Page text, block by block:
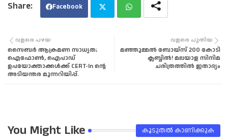
Facebook
tter tsa
വളരെ പുതിയ
മഞ്ഞുമ്മൽ ബോയ്സ് 200 കോടി
ക്ലബ്ബിൽ! മലയാള സിനിമ
ചരിത്രത്തിൽ ഇതാദ്യം
വളരെ പഴയ
സൈബർ ആക്രമണ സാധ്യത;
ഐഫോൺ, ഐപാഡ്
ഉപയോക്താക്കൾക്ക് CERT-In ന്റെ
അടിയന്തര മുന്നറിയിപ്പ്.
You Might Like കൂടുതൽ‍ കാണിക്കുക